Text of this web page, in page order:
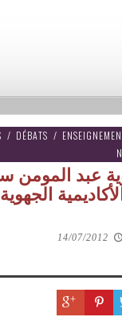
/ DÉBATS /
عبد
14/07/2012